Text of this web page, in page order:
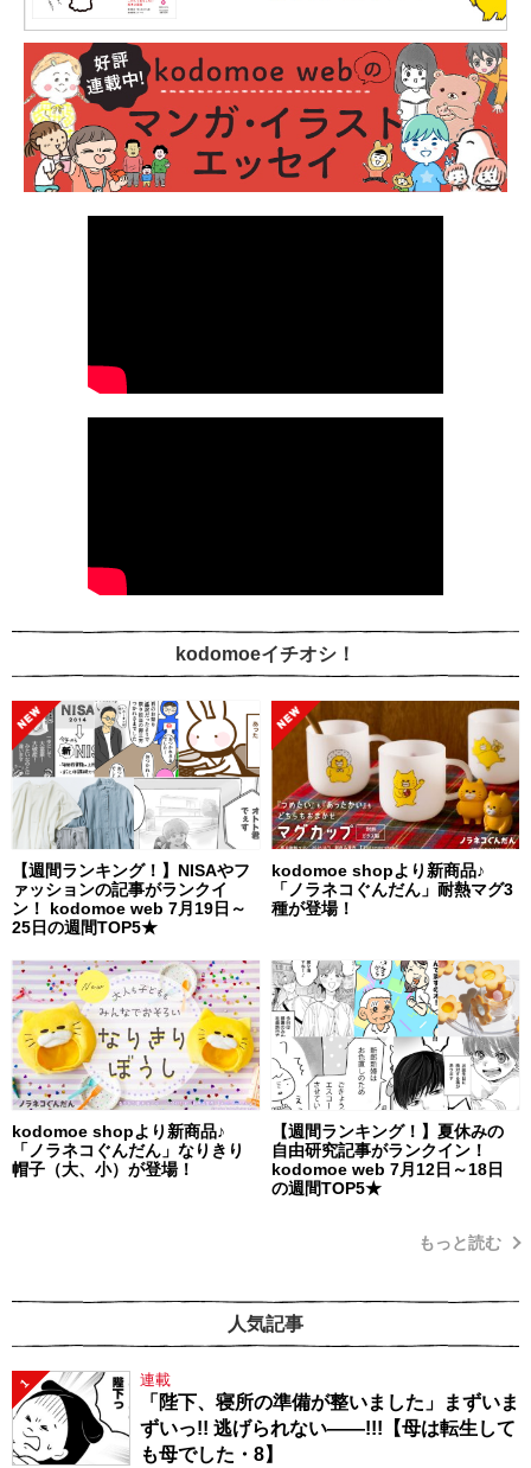
kodomoeイチオシ！
【週間ランキング！】NISAやフ
ァッションの記事がランクイ
ン！ kodomoe web 7月19日～
25日の週間TOP5★
kodomoe shopより新商品♪
「ノラネコぐんだん」耐熱マグ3
種が登場！
kodomoe shopより新商品♪
「ノラネコぐんだん」なりきり
帽子（大、小）が登場！
【週間ランキング！】夏休みの
自由研究記事がランクイン！
kodomoe web 7月12日～18日
の週間TOP5★
もっと読む
人気記事
1 連載
「陛下、寝所の準備が整いました」まずいま
ずいっ!! 逃げられない――!!!【母は転生して
も母でした・8】